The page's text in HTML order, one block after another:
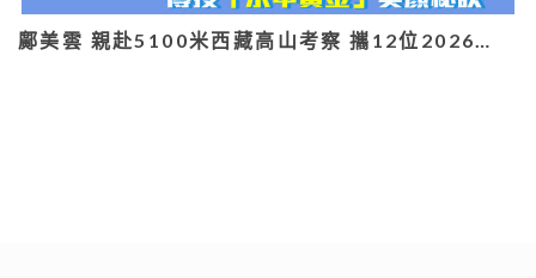
鄺美雲 親赴5100米西藏高山考察 攜12位2026…